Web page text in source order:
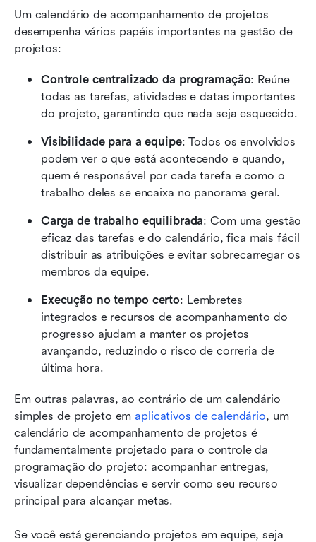
Um calendário de acompanhamento de projetos
desempenha vários papéis importantes na gestão de
projetos:
Controle centralizado da programação: Reúne
todas as tarefas, atividades e datas importantes
do projeto, garantindo que nada seja esquecido.
Visibilidade para a equipe: Todos os envolvidos
podem ver o que está acontecendo e quando,
quem é responsável por cada tarefa e como o
trabalho deles se encaixa no panorama geral.
Carga de trabalho equilibrada: Com uma gestão
eficaz das tarefas e do calendário, fica mais fácil
distribuir as atribuições e evitar sobrecarregar os
membros da equipe.
Execução no tempo certo: Lembretes
integrados e recursos de acompanhamento do
progresso ajudam a manter os projetos
avançando, reduzindo o risco de correria de
última hora.
Em outras palavras, ao contrário de um calendário
simples de projeto em aplicativos de calendário, um
calendário de acompanhamento de projetos é
fundamentalmente projetado para o controle da
programação do projeto: acompanhar entregas,
visualizar dependências e servir como seu recurso
principal para alcançar metas.
Se você está gerenciando projetos em equipe, seja